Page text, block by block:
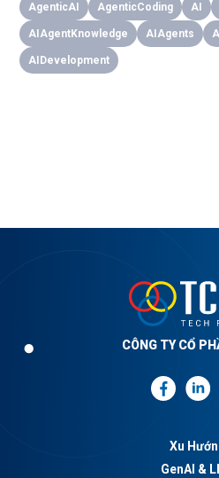
AgenticAI AgenticCoding AI
AIAgentKnowledge AIAgents
AIDevelopment
CÔNG TY CỔ
Xu
GenAI &